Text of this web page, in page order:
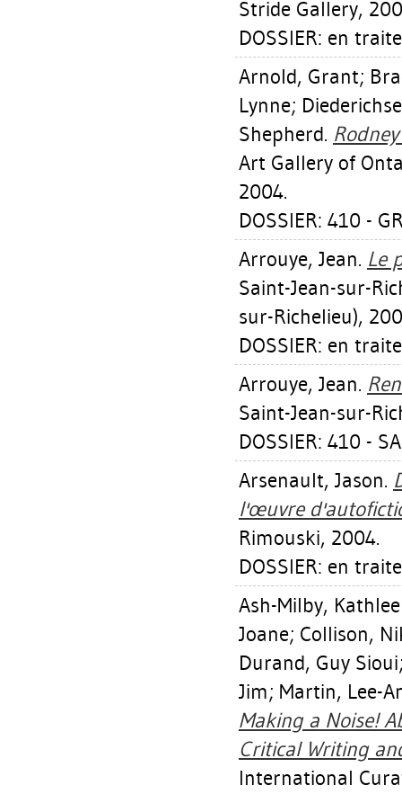
Stride Gallery,
DOSSIER: en
Arnold, Grant;
Lynne;
Shepherd.
Art Gallery of
2004.
DOSSIER: 410 -
Arrouye, Jean. Le
Saint-Jean-sur-
sur-Richelieu),
DOSSIER: en
Arrouye, Jean.
Saint-Jean-sur-
DOSSIER: 410 -
Arsenault, Jason.
l'œuvre
Rimouski, 2004.
DOSSIER: en
Ash-Milby,
Joane; Collison,
Durand, Guy Sioui
Jim; Martin, Lee-
Making a Noise!
Critical Writing
International